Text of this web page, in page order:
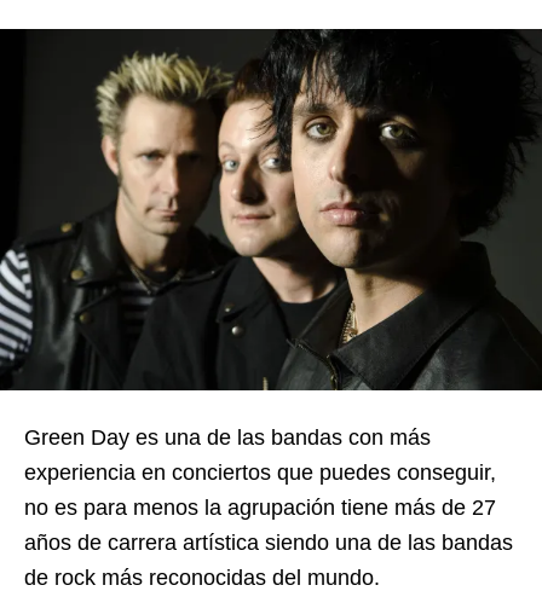
Green Day es una de las bandas con más
experiencia en conciertos que puedes conseguir,
no es para menos la agrupación tiene más de 27
años de carrera artística siendo una de las bandas
de rock más reconocidas del mundo.